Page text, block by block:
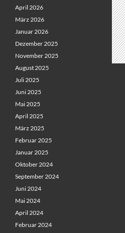
April 2026
März 2026
Januar 2026
Dezember 2025
November 2025
August 2025
Juli 2025
Juni 2025
Mai 2025
April 2025
März 2025
Februar 2025
Januar 2025
Oktober 2024
September 2024
Juni 2024
Mai 2024
April 2024
Februar 2024